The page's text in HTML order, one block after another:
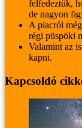
felfedeztük,
de nagyon
A piacról
régi püspöki
Valamint az
kapni.
Kapcsoldó